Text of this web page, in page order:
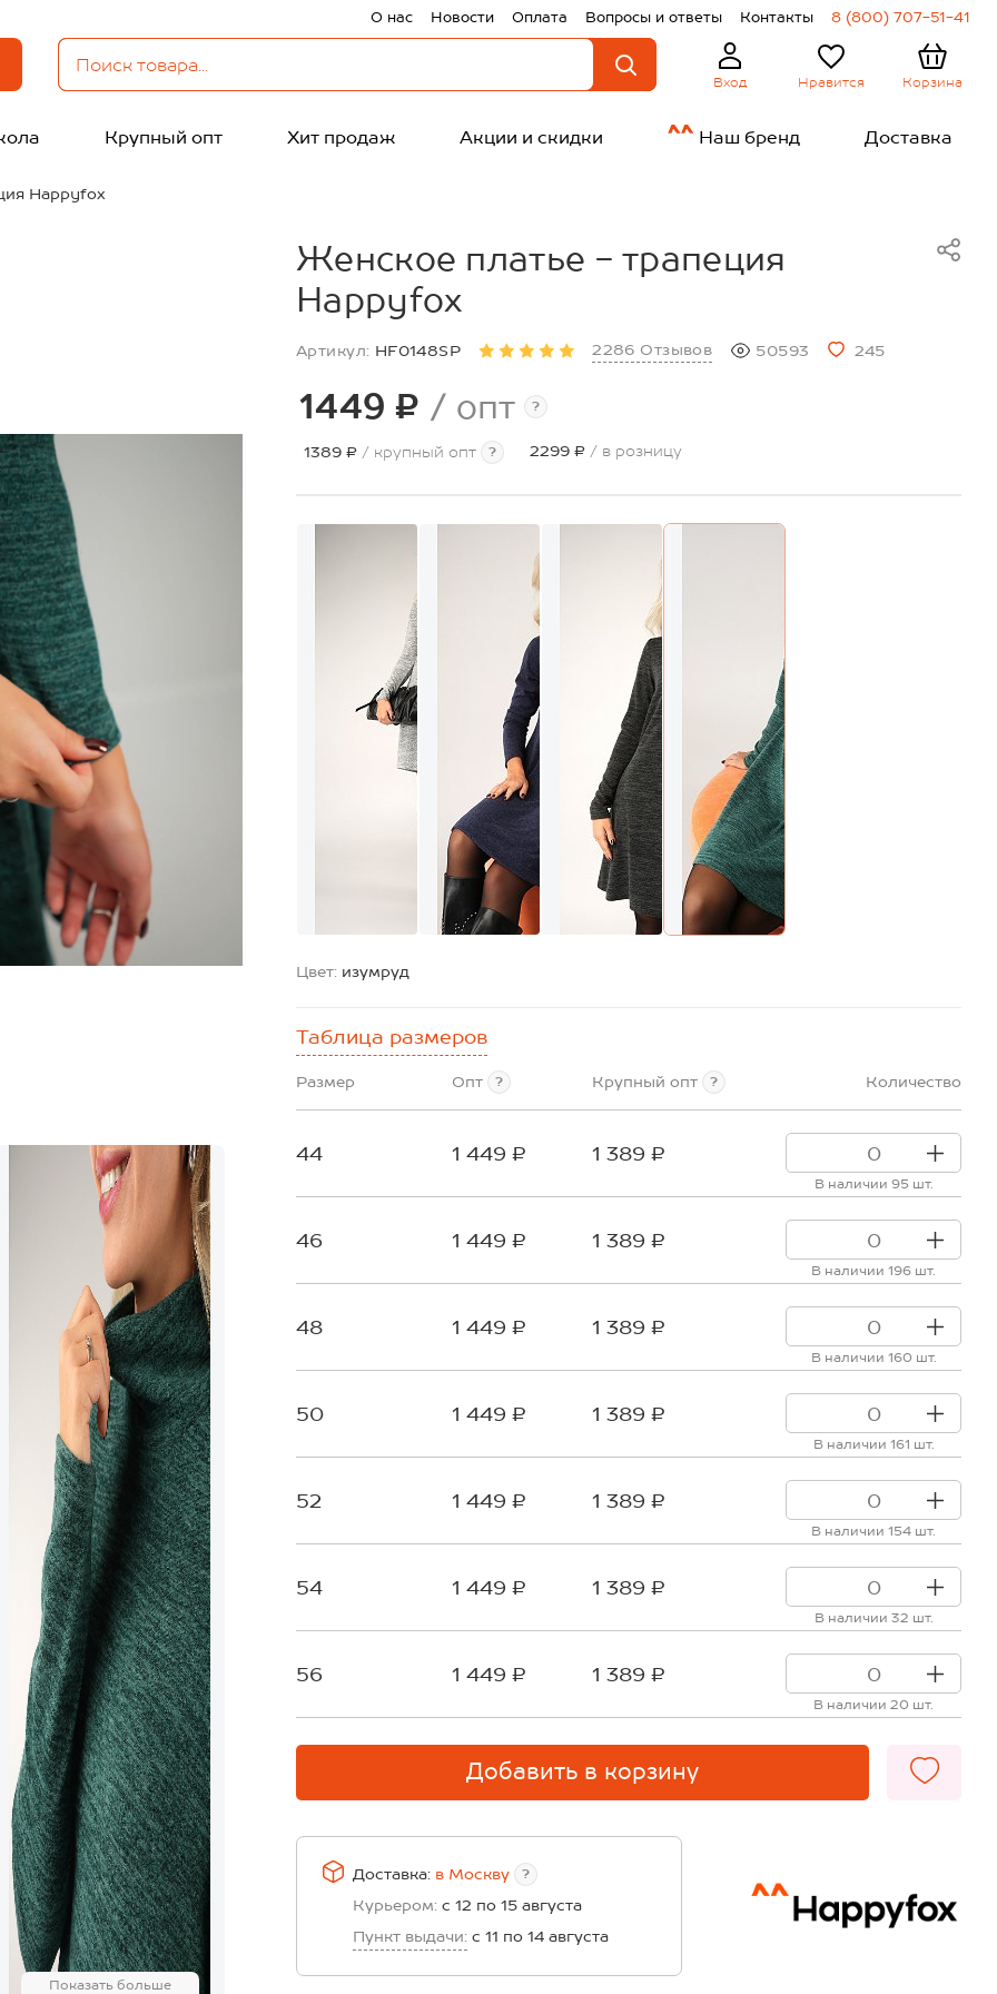
О нас Новости Оплата Вопросы и ответы Контакты 8 (800) 707-51-41
Вход Нравится Корзина
Крупный опт Хит продаж Акции и скидки Наш бренд Доставка
Happyfox
Показать больше
Женское платье - трапеция
Happyfox
Артикул: HF0148SP 2286 Отзывов 50593 245
1449 ₽ / опт ?
1389 ₽ / крупный опт ? 2299 ₽ / в розницу
Цвет: изумруд
Таблица размеров
Размер Опт ? Крупный опт ? Количество
44 1 449 ₽ 1 389 ₽
В наличии 95 шт.
46 1 449 ₽ 1 389 ₽
В наличии 196 шт.
48 1 449 ₽ 1 389 ₽
В наличии 160 шт.
50 1 449 ₽ 1 389 ₽
В наличии 161 шт.
52 1 449 ₽ 1 389 ₽
В наличии 154 шт.
54 1 449 ₽ 1 389 ₽
В наличии 32 шт.
56 1 449 ₽ 1 389 ₽
В наличии 20 шт.
Добавить в корзину
Доставка: в Москву ?
Курьером: с 12 по 15 августа
Пункт выдачи: с 11 по 14 августа